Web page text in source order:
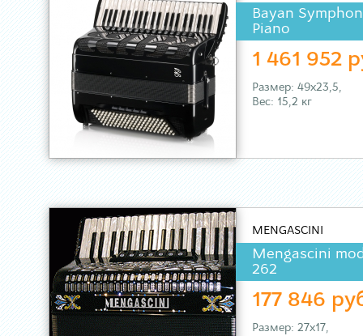
Bayan
Piano
1 461 952
Размер: 49х23,5,
Вес: 15,2 кг
MENGASCINI
Mengascini
262
177 846
Размер: 27х17,